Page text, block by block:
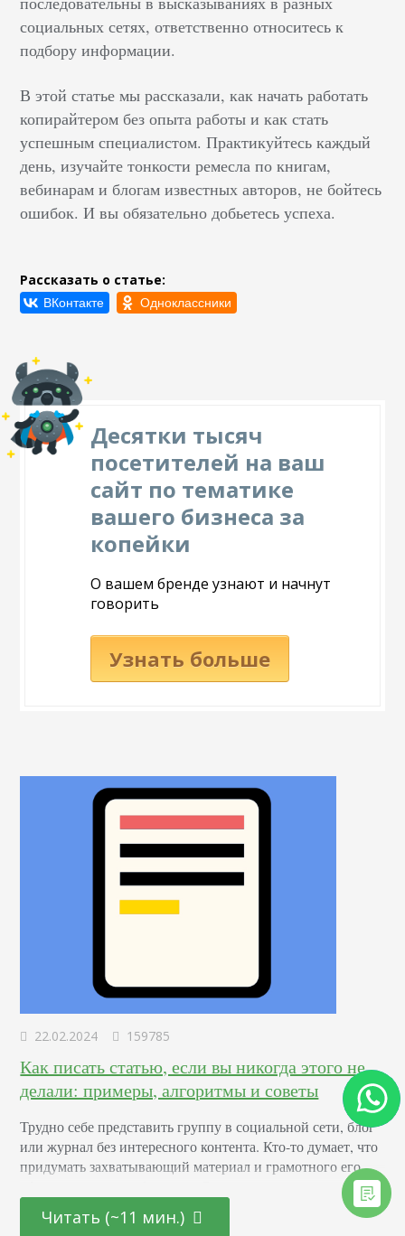
социальных сетях, ответственно относитесь к
подбору информации.
В этой статье мы рассказали, как начать работать
копирайтером без опыта работы и как стать
успешным специалистом. Практикуйтесь каждый
день, изучайте тонкости ремесла по книгам,
вебинарам и блогам известных авторов, не бойтесь
ошибок. И вы обязательно добьетесь успеха.
Рассказать о статье:
Десятки тысяч
посетителей на ваш
сайт по тематике
вашего бизнеса за
копейки
О вашем бренде узнают и начнут
говорить
Узнать больше
22.02.2024 159785
Как писать статью, если вы никогда этого не
делали: примеры, алгоритмы и советы
Трудно себе представить группу в социальной сети, блог
или журнал без интересного контента. Кто-то думает, что
придумать захватывающий материал и грамотного его
оформить – удел избранных. Однако, зная основные
принципы того, как нужно писать статью, практически
любой человек сможет создать качественный текст.
Читать (~11 мин.)